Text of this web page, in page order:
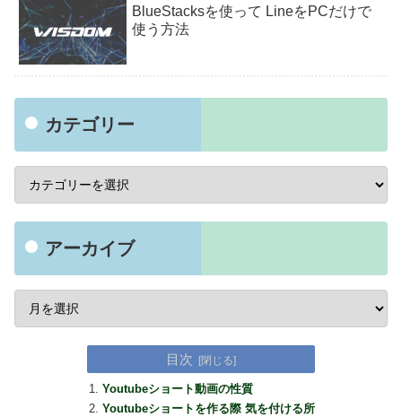
BlueStacksを使って LineをPCだけで
使う方法
カテゴリー
アーカイブ
目次
Youtubeショート動画の性質
Youtubeショートを作る際 気を付ける所